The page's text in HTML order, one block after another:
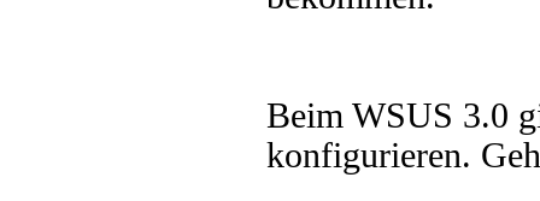
Beim WSUS 3.0
konfigurieren.